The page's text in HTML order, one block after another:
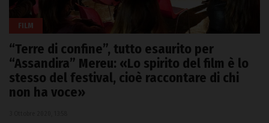
FILM
“Terre di confine”, tutto esaurito per
“Assandira” Mereu: «Lo spirito del film è lo
stesso del festival, cioè raccontare di chi
non ha voce»